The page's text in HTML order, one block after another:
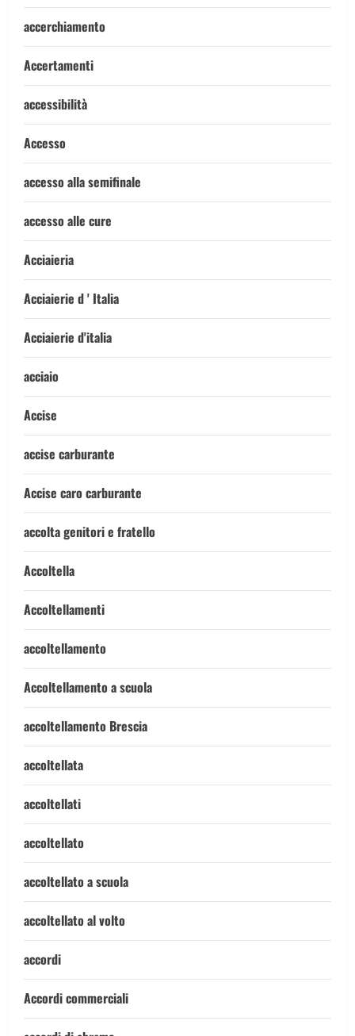
accerchiamento
Accertamenti
accessibilità
Accesso
accesso alla semifinale
accesso alle cure
Acciaieria
Acciaierie d ' Italia
Acciaierie d'italia
acciaio
Accise
accise carburante
Accise caro carburante
accolta genitori e fratello
Accoltella
Accoltellamenti
accoltellamento
Accoltellamento a scuola
accoltellamento Brescia
accoltellata
accoltellati
accoltellato
accoltellato a scuola
accoltellato al volto
accordi
Accordi commerciali